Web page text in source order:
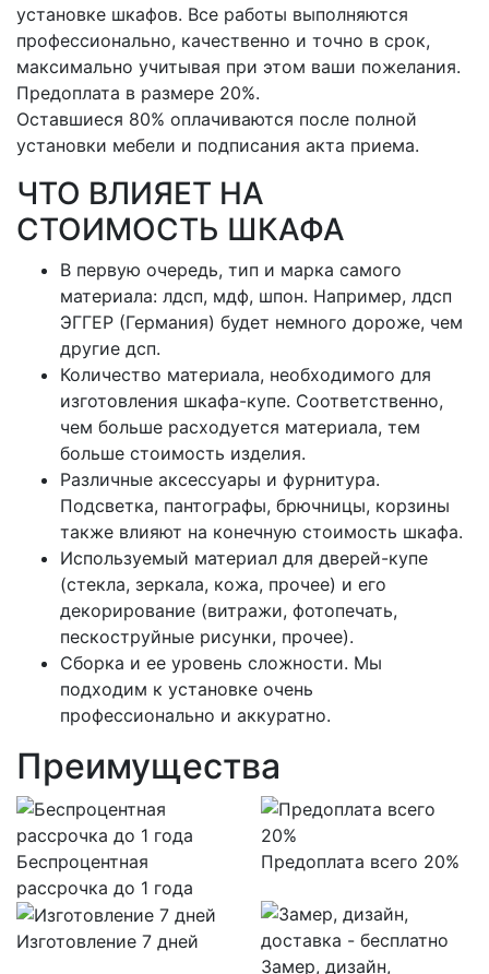
установке шкафов. Все работы выполняются
профессионально, качественно и точно в срок,
максимально учитывая при этом ваши пожелания.
Предоплата в размере 20%.
Оставшиеся 80% оплачиваются после полной
установки мебели и подписания акта приема.
ЧТО ВЛИЯЕТ НА
СТОИМОСТЬ ШКАФА
В первую очередь, тип и марка самого
материала: лдсп, мдф, шпон. Например, лдсп
ЭГГЕР (Германия) будет немного дороже, чем
другие дсп.
Количество материала, необходимого для
изготовления шкафа-купе. Соответственно,
чем больше расходуется материала, тем
больше стоимость изделия.
Различные аксессуары и фурнитура.
Подсветка, пантографы, брючницы, корзины
также влияют на конечную стоимость шкафа.
Используемый материал для дверей-купе
(стекла, зеркала, кожа, прочее) и его
декорирование (витражи, фотопечать,
пескоструйные рисунки, прочее).
Сборка и ее уровень сложности. Мы
подходим к установке очень
профессионально и аккуратно.
Преимущества
Беспроцентная
рассрочка до 1 года
Предоплата всего 20%
Изготовление 7 дней
Замер, дизайн,